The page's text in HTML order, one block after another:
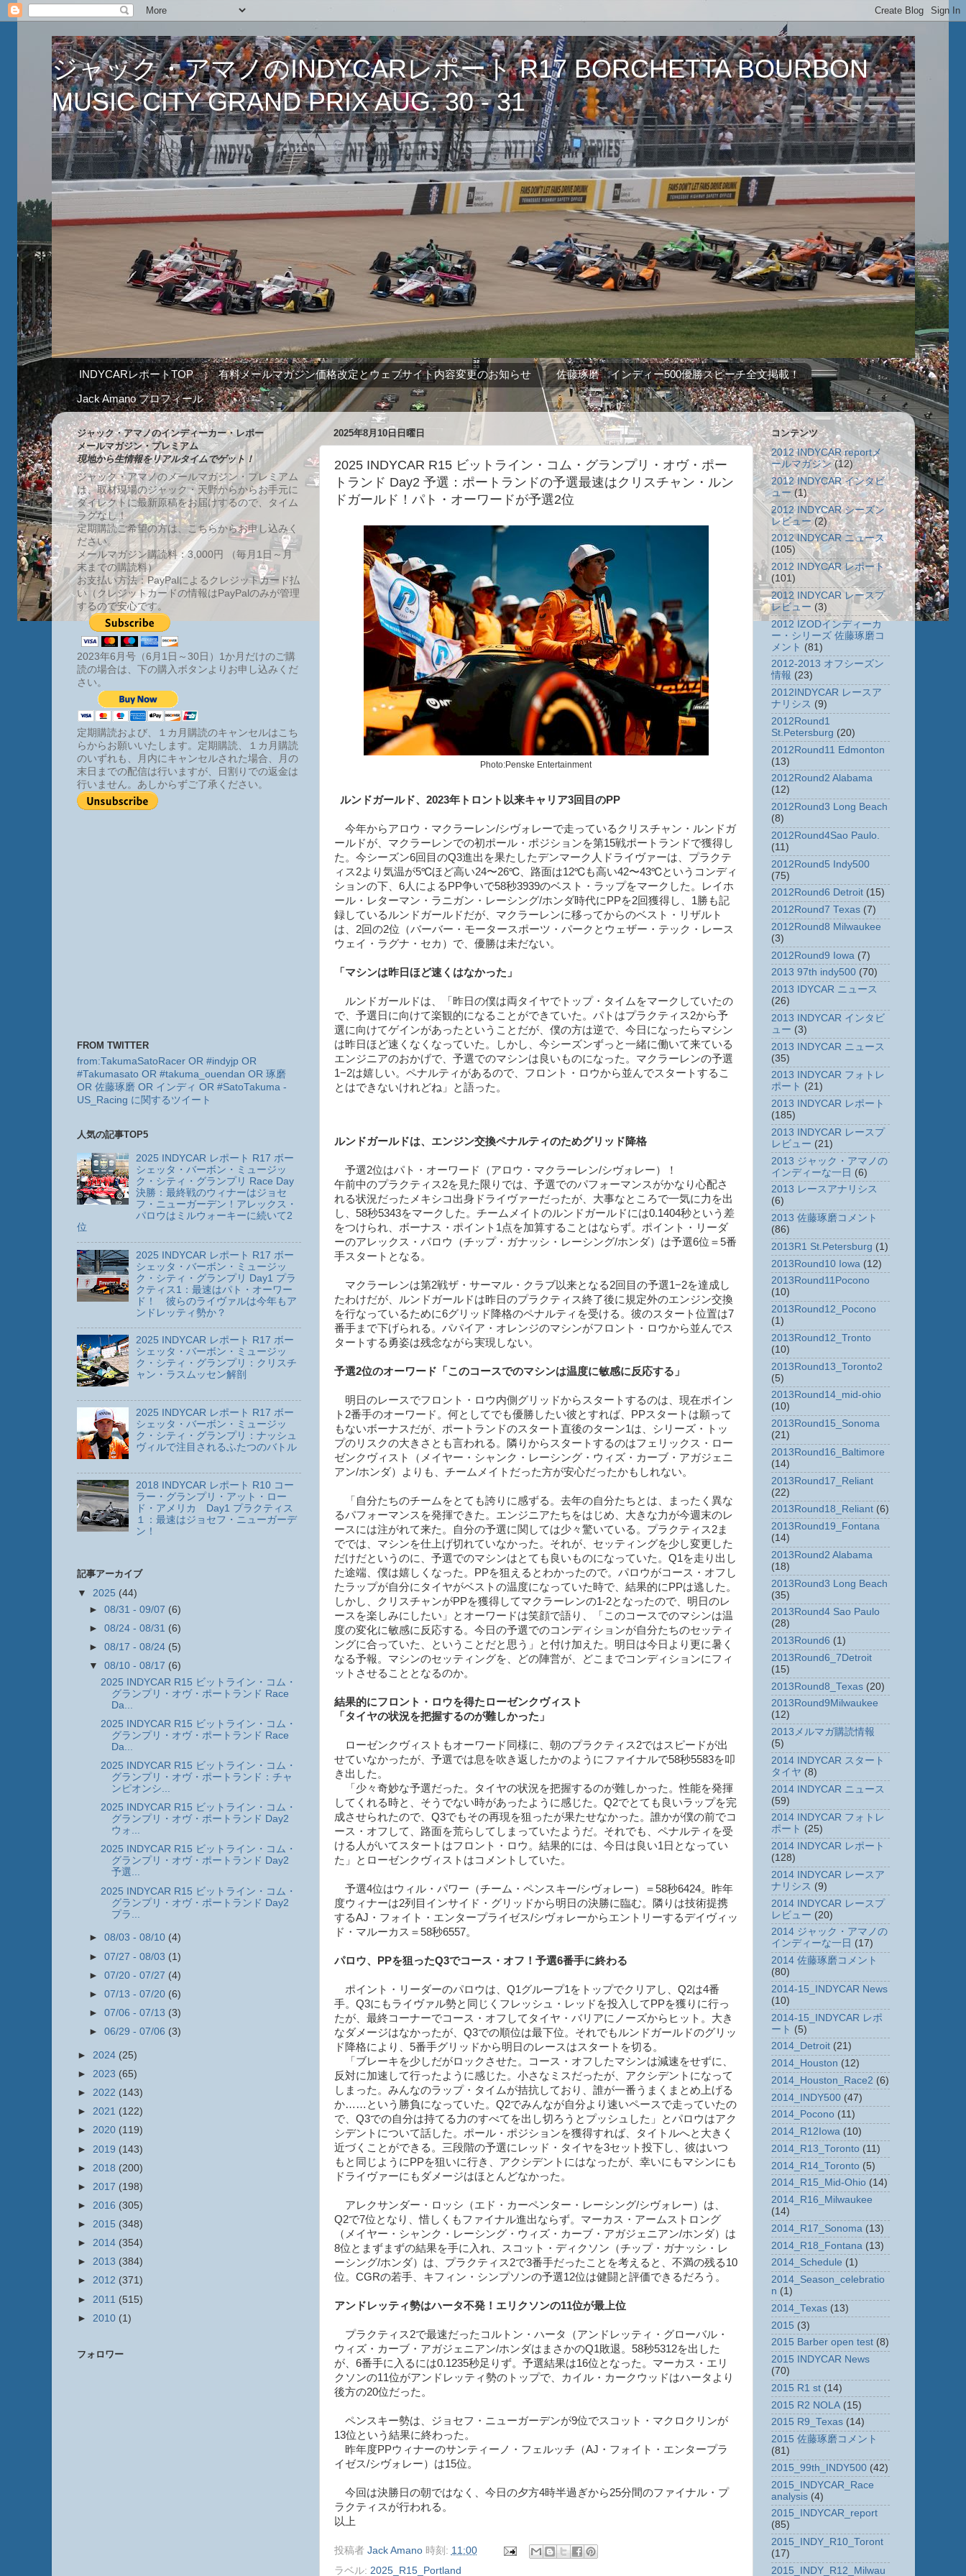
ジャック・アマノのINDYCARレポート R17 BORCHETTA BOURBON
MUSIC CITY GRAND PRIX AUG. 30 - 31
INDYCARレポートTOP 有料メールマガジン価格改定とウェブサイト内容変更のお知らせ
佐藤琢磨 インディー500優勝スピーチ全文掲載！
Jack Amano プロフィール
2025年8月10日日曜日
2025 INDYCAR R15 ビットライン・コム・グランプリ・オヴ・ポー
トランド Day2 予選：ポートランドの予選最速はクリスチャン・ルン
ドガールド！パト・オーワードが予選2位
Photo:Penske Entertainment
ルンドガールド、2023年トロント以来キャリア3回目のPP
今年からアロウ・マクラーレン/シヴォレーで走っているクリスチャン・ルンドガ
ールドが、マクラーレンでの初ポール・ポジションを第15戦ポートランドで獲得し
た。今シーズン6回目のQ3進出を果たしたデンマーク人ドライヴァーは、プラクテ
ィス2より気温が5℃ほど高い24〜26℃、路面は12℃も高い42〜43℃というコンディ
ションの下、6人によるPP争いで58秒3939のベスト・ラップをマークした。レイホ
ール・レターマン・ラニガン・レーシング/ホンダ時代にPPを2回獲得し、1勝も記
録しているルンドガールドだが、マクラーレンに移ってからのベスト・リザルト
は、2回の2位（バーバー・モータースポーツ・パークとウェザー・テック・レース
ウェイ・ラグナ・セカ）で、優勝は未だない。
「マシンは昨日ほど速くはなかった」
ルンドガールドは、「昨日の僕は両タイヤでトップ・タイムをマークしていたの
で、予選日に向けて楽観的になることができていた。パトはプラクティス2から予
選に向けてゲインがあったということだが、僕の方は逆で、今日になったらマシン
は昨日ほど速くなくなっていた。しかし、今シーズンずっと一緒に働いて来ている
エンジニアのおかげで、予選でのマシンは良いものになった。マクラーレンの予選
1−2は嬉しい。ペナルティがあるので、フロント・ロウから並んでスタートするこ
とはできないけれどね」と語った。
ルンドガールドは、エンジン交換ペナルティのためグリッド降格
予選2位はパト・オーワード（アロウ・マクラーレン/シヴォレー）！
午前中のプラクティス2を見た限りでは、予選でのパフォーマンスがかなり心配さ
れる状況だったメキシコ出身ドライヴァーだったが、大事なところで一気に力を出
し、58秒5343をマークした。チームメイトのルンドガールドには0.1404秒という差
をつけられ、ボーナス・ポイント1点を加算することはならず。ポイント・リーダ
ーのアレックス・パロウ（チップ・ガナッシ・レーシング/ホンダ）は予選6位＝5番
手スタートとなる。
マクラーレンは第2戦ザ・サーマル・クラブ以来となる2回目の予選1−2を達成し
たわけだが、ルンドガールドは昨日のプラクティス終了後に規定外のエンジン交換
を行なっているために6グリッド降格のペナルティを受ける。彼のスタート位置は7
番手まで下げられる。パパイア・オレンジのマシンがフロント・ロウから並んでス
タートする勇姿は残念ながら実現しない。
予選2位のオーワード「このコースでのマシンは温度に敏感に反応する」
明日のレースでフロント・ロウ内側グリッドからスタートするのは、現在ポイン
ト2番手のオーワード。何としてでも優勝したい彼とすれば、PPスタートは願って
もないボーナスだが、ポートランドのスタート直後のターン1は、シリーズ・トッ
プのリスクの大きさとも言われる。隣りからスタートするのはフェリックス・ロー
ゼンクヴィスト（メイヤー・シャンク・レーシング・ウィズ・カーブ・アガジェニ
アン/ホンダ）よりも、チームメイトだった方が安心だったかもしれない。
「自分たちのチームをとても誇りに感ずる。去年の自分たちとは、まったく異な
るパフォーマンスを発揮できた。エンジニアたちをはじめ、大きな力が今週末のレ
ースには注がれて来た。自分の予選に関しては少々驚いている。プラクティス2ま
ででは、マシンを仕上げ切れていなかった。それが、セッティングを少し変更した
だけだというのに、予選でのマシンはとても良いものになっていた。Q1を走り出し
た途端、僕は嬉しくなった。PPを狙えるとわかったので。パロウがコース・オフし
たラップが自分にタイヤがベストの温度になっていた時で、結果的にPPは逃した。
しかし、クリスチャンがPPを獲得してマクラーレンの1-2となったので、明日のレ
ースを楽しみにしたい」とオーワードは笑顔で語り、「このコースでのマシンは温
度の変化に敏感に反応する。今日の予選でのコンディションが自分たちのセッティ
ングに合っていた、ということだと思う」と付け加えた。明日は今日より更に暑く
なる予報。マシンのセッティングを、どの陣営が、どこまでコンディションにフィ
ットさせることとなるのか。
結果的にフロント・ロウを得たローゼンクヴィスト
「タイヤの状況を把握するのが難しかった」
ローゼンクヴィストもオーワード同様に、朝のプラクティス2ではスピードが出
せていなかったが、予選では息を吹き返したかのようにファイナルで58秒5583を叩
き出した。
「少々奇妙な予選だった。タイヤの状況を把握するのが難しかった。性能を発揮
してくれる時と、そうでない時があったように感じた。Q2でとても良いラップを完
成させられたので、Q3でもその再現を狙ったが果たせなかった。誰かが僕の前でコ
ース・オフして、路面を荒らしてしまっていたようだ。それでも、ペナルティを受
ける人がいてスタートはフロント・ロウ。結果的には、今日は良い1日となってい
た」とローゼンクヴィストはコメントしていた。
予選4位はウィル・パワー（チーム・ペンスキー/シヴォレー）＝58秒6424。昨年
度ウィナーは2列目インサイド・グリッドから明日の決勝に臨む。隣りは技術提携
するAJ・フォイト・エンタープライゼス/シヴォレーからエントリーするデイヴィッ
ド・マルーカス＝58秒6557。
パロウ、PPを狙ったQ3でコース・オフ！予選6番手に終わる
ポイント・リーダーのパロウは、Q1グループ1をトップでクリアし、Q2は4番
手。Q3にもライヴァル勢と同じくフレッシュ・レッドを投入してPPを獲りに行っ
たが、最終コーナーでコース・オフしてタイヤ・バリアにノーズからヒット。大き
なダメージはなかったが、Q3での順位は最下位。それでもルンドガールドのグリッ
ド降格により、5番手グリッドから明日のレースはスタートを切る。
「ブレーキを少しだがロックさせた。コース・オフしたマシンは減速をせずに、
反対に加速して行ったように感じた。小さなミスだったが、アクシデントになって
しまった。みんなのラップ・タイムが拮抗しており、誰が一番うまくまとめ上げる
か……という勝負になっていた。Q2でみんなが自分より速いペースで走っていたの
で、Q3での自分は持てる力のすべてを出し切ろうとプッシュした」とパロウはアク
シデントについて話した。ポール・ポジションを獲得すれば、タイトルへと大きく
近づくことができる。三段階の予選にレッド・タイヤを3セット投下し、彼はいつ
もと同じようにPPを狙いに行き、アクシデントにはなったが、幸いにもマシンにも
ドライヴァーにもダメージはほとんどなかった。
アレクサンダー・ロッシ（エド・カーペンター・レーシング/シヴォレー）は、
Q2で7位となり、惜しくもファイナル進出ならず。マーカス・アームストロング
（メイヤー・シャンク・レーシング・ウィズ・カーブ・アガジェニアン/ホンダ）は
8位とまずまずの結果を手に入れ、スコット・ディクソン（チップ・ガナッシ・レ
ーシング/ホンダ）は、プラクティス2で3番手だったことを考えると、不満の残る10
位。CGRの若手、キフィン・シンプソンの予選12位は健闘と評価できるだろう。
アンドレッティ勢はハータ不発！エリクソンの11位が最上位
プラクティス2で最速だったコルトン・ハータ（アンドレッティ・グローバル・
ウィズ・カーブ・アガジェニアン/ホンダはまさかのQ1敗退。58秒5312を出した
が、6番手に入るには0.1235秒足りず。予選結果は16位となった。マーカス・エリ
クソンの11位がアンドレッティ勢のトップで、カイル・カークウッドはハータより
後方の20位だった。
ペンスキー勢は、ジョセフ・ニューガーデンが9位でスコット・マクロクリンが
13位という結果に終わった。
昨年度PPウィナーのサンティーノ・フェルッチ（AJ・フォイト・エンタープラ
イゼス/シヴォレー）は15位。
今回は決勝日の朝ではなく、今日の夕方4時半過ぎから25分間のファイナル・プ
ラクティスが行われる。
以上
投稿者 Jack Amano 時刻: 11:00
ラベル: 2025_R15_Portland
ジャック・アマノのインディーカー・レポー
メールマガジン・プレミアム
現地から生情報をリアルタイムでゲット！
ジャック・アマノのメールマガジン・プレミアム
は、取材現場のジャック・天野からからお手元に
ダイレクトに最新原稿をお届けするので、タイム
ラグなし！
定期購読ご希望の方は、こちらからお申し込みく
ださい。
メールマガジン購読料：3,000円 （毎月1日～月
末までの購読料）
お支払い方法：PayPalによるクレジットカード払
い（クレジットカードの情報はPayPalのみが管理
するので安心です。
2023年6月号（6月1日～30日）1か月だけのご購
読の場合は、下の購入ボタンよりお申し込みくだ
さい。
定期購読および、１カ月購読のキャンセルはこち
らからお願いいたします。定期購読、１カ月購読
のいずれも、月内にキャンセルされた場合、月の
末日までの配信は行いますが、日割りでの返金は
行いません。あしからずご了承ください。
FROM TWITTER
from:TakumaSatoRacer OR #indyjp OR
#Takumasato OR #takuma_ouendan OR 琢磨
OR 佐藤琢磨 OR インディ OR #SatoTakuma -
US_Racing に関するツイート
人気の記事TOP5
2025 INDYCAR レポート R17 ボー
シェッタ・バーボン・ミュージッ
ク・シティ・グランプリ Race Day
決勝：最終戦のウィナーはジョセ
フ・ニューガーデン！アレックス・
パロウはミルウォーキーに続いて2
位
2025 INDYCAR レポート R17 ボー
シェッタ・バーボン・ミュージッ
ク・シティ・グランプリ Day1 プラ
クティス1：最速はパト・オーワー
ド！ 彼らのライヴァルは今年もア
ンドレッティ勢か？
2025 INDYCAR レポート R17 ボー
シェッタ・バーボン・ミュージッ
ク・シティ・グランプリ：クリスチ
ャン・ラスムッセン解剖
2025 INDYCAR レポート R17 ボー
シェッタ・バーボン・ミュージッ
ク・シティ・グランプリ：ナッシュ
ヴィルで注目されるふたつのバトル
2018 INDYCAR レポート R10 コー
ラー・グランプリ・アット・ロー
ド・アメリカ Day1 プラクティス
１：最速はジョセフ・ニューガーデ
ン！
記事アーカイブ
▼ 2025 (44)
► 08/31 - 09/07 (6)
► 08/24 - 08/31 (6)
► 08/17 - 08/24 (5)
▼ 08/10 - 08/17 (6)
2025 INDYCAR R15 ビットライン・コム・
グランプリ・オヴ・ポートランド Race
Da...
2025 INDYCAR R15 ビットライン・コム・
グランプリ・オヴ・ポートランド Race
Da...
2025 INDYCAR R15 ビットライン・コム・
グランプリ・オヴ・ポートランド：チャ
ンピオンシ...
2025 INDYCAR R15 ビットライン・コム・
グランプリ・オヴ・ポートランド Day2
ウォ...
2025 INDYCAR R15 ビットライン・コム・
グランプリ・オヴ・ポートランド Day2
予選...
2025 INDYCAR R15 ビットライン・コム・
グランプリ・オヴ・ポートランド Day2
プラ...
► 08/03 - 08/10 (4)
► 07/27 - 08/03 (1)
► 07/20 - 07/27 (4)
► 07/13 - 07/20 (6)
► 07/06 - 07/13 (3)
► 06/29 - 07/06 (3)
► 2024 (25)
► 2023 (65)
► 2022 (143)
► 2021 (122)
► 2020 (119)
► 2019 (143)
► 2018 (200)
► 2017 (198)
► 2016 (305)
► 2015 (348)
► 2014 (354)
► 2013 (384)
► 2012 (371)
► 2011 (515)
► 2010 (1)
フォロワー
コンテンツ
2012 INDYCAR reportメ
ールマガジン (12)
2012 INDYCAR インタビ
ュー (1)
2012 INDYCAR シーズン
レビュー (2)
2012 INDYCAR ニュース
(105)
2012 INDYCAR レポート
(101)
2012 INDYCAR レースプ
レビュー (3)
2012 IZODインディーカ
ー・シリーズ 佐藤琢磨コ
メント (81)
2012-2013 オフシーズン
情報 (23)
2012INDYCAR レースア
ナリシス (9)
2012Round1
St.Petersburg (20)
2012Round11 Edmonton
(13)
2012Round2 Alabama
(12)
2012Round3 Long Beach
(8)
2012Round4Sao Paulo.
(11)
2012Round5 Indy500
(75)
2012Round6 Detroit (15)
2012Round7 Texas (7)
2012Round8 Milwaukee
(3)
2012Round9 Iowa (7)
2013 97th indy500 (70)
2013 IDYCAR ニュース
(26)
2013 INDYCAR インタビ
ュー (3)
2013 INDYCAR ニュース
(35)
2013 INDYCAR フォトレ
ポート (21)
2013 INDYCAR レポート
(185)
2013 INDYCAR レースプ
レビュー (21)
2013 ジャック・アマノの
インディーな一日 (6)
2013 レースアナリシス
(6)
2013 佐藤琢磨コメント
(86)
2013R1 St.Petersburg (1)
2013Round10 Iowa (12)
2013Round11Pocono
(10)
2013Round12_Pocono
(1)
2013Round12_Tronto
(10)
2013Round13_Toronto2
(5)
2013Round14_mid-ohio
(10)
2013Round15_Sonoma
(21)
2013Round16_Baltimore
(14)
2013Round17_Reliant
(22)
2013Round18_Reliant (6)
2013Round19_Fontana
(14)
2013Round2 Alabama
(18)
2013Round3 Long Beach
(35)
2013Round4 Sao Paulo
(28)
2013Round6 (1)
2013Round6_7Detroit
(15)
2013Round8_Texas (20)
2013Round9Milwaukee
(12)
2013メルマガ購読情報
(5)
2014 INDYCAR スタート
タイヤ (8)
2014 INDYCAR ニュース
(59)
2014 INDYCAR フォトレ
ポート (25)
2014 INDYCAR レポート
(128)
2014 INDYCAR レースア
ナリシス (9)
2014 INDYCAR レースプ
レビュー (20)
2014 ジャック・アマノの
インディーな一日 (17)
2014 佐藤琢磨コメント
(80)
2014-15_INDYCAR News
(10)
2014-15_INDYCAR レポ
ート (5)
2014_Detroit (21)
2014_Houston (12)
2014_Houston_Race2 (6)
2014_INDY500 (47)
2014_Pocono (11)
2014_R12Iowa (10)
2014_R13_Toronto (11)
2014_R14_Toronto (5)
2014_R15_Mid-Ohio (14)
2014_R16_Milwaukee
(14)
2014_R17_Sonoma (13)
2014_R18_Fontana (13)
2014_Schedule (1)
2014_Season_celebratio
n (1)
2014_Texas (13)
2015 (3)
2015 Barber open test (8)
2015 INDYCAR News
(70)
2015 R1 st (14)
2015 R2 NOLA (15)
2015 R9_Texas (14)
2015 佐藤琢磨コメント
(81)
2015_99th_INDY500 (42)
2015_INDYCAR_Race
analysis (4)
2015_INDYCAR_report
(85)
2015_INDY_R10_Toront
(17)
2015_INDY_R12_Milwau